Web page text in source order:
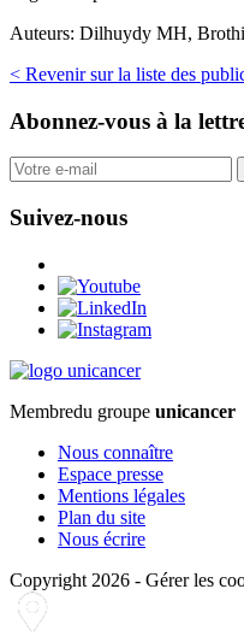
Auteurs: Dilhuydy MH,
< Revenir sur la liste des
Abonnez-vous à la
Suivez-nous
Membredu groupe unicancer
Nous connaître
Espace presse
Mentions légales
Plan du site
Nous écrire
Copyright 2026 - Gérer les